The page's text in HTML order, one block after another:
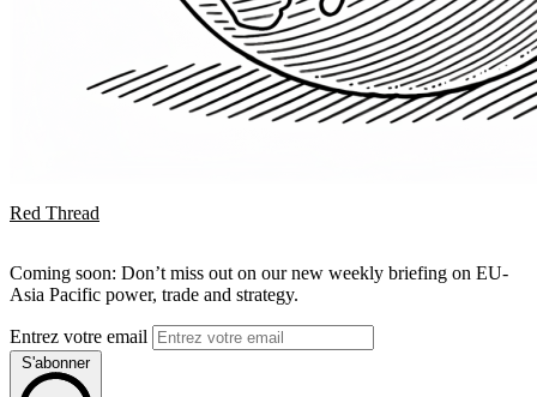
Red Thread
Coming soon: Don’t miss out on our new weekly briefing on EU-
Asia Pacific power, trade and strategy.
Entrez votre email
S'abonner